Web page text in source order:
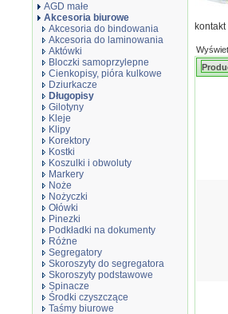
AGD małe
Akcesoria biurowe
Akcesoria do bindowania
Akcesoria do laminowania
Aktówki
Bloczki samoprzylepne
Cienkopisy, pióra kulkowe
Dziurkacze
Długopisy
Gilotyny
Kleje
Klipy
Korektory
Kostki
Koszulki i obwoluty
Markery
Noże
Nożyczki
Ołówki
Pinezki
Podkładki na dokumenty
Różne
Segregatory
Skoroszyty do segregatora
Skoroszyty podstawowe
Spinacze
Środki czyszczące
Taśmy biurowe